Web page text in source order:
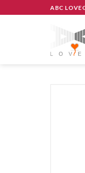
to
ABC